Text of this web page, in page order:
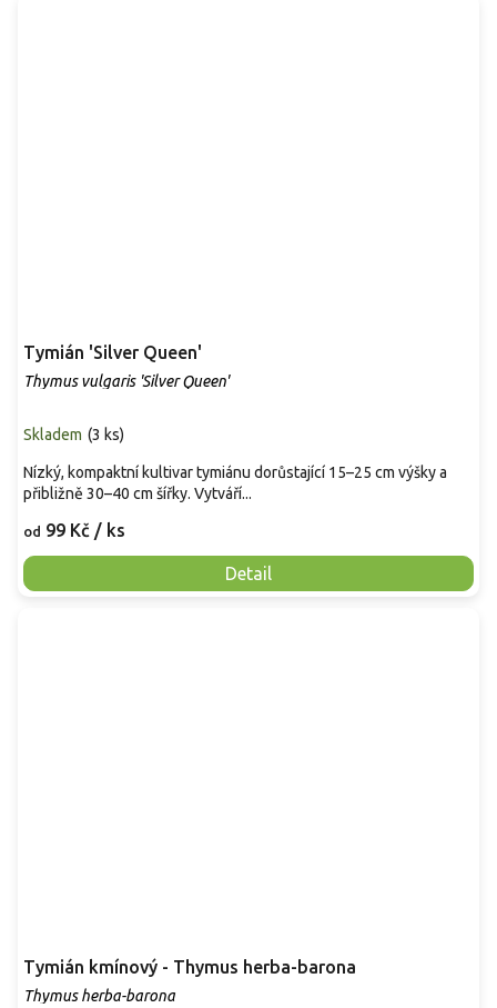
Tymián 'Silver Queen'
Thymus vulgaris 'Silver Queen'
Skladem (3 ks)
od 99 Kč / ks
Detail
Nízký, kompaktní kultivar tymiánu dorůstající 15–25 cm výšky a
přibližně 30–40 cm šířky. Vytváří...
Tymián kmínový - Thymus herba-barona
Thymus herba-barona